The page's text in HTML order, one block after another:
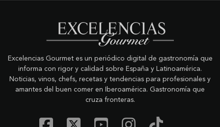
Excelencias Gourmet es un periódico digital de gastronomía que
informa con rigor y calidad sobre España y Latinoamérica.
Noticias, vinos, chefs, recetas y tendencias para profesionales y
amantes del buen comer en Iberoamérica. Gastronomía que
cruza fronteras.